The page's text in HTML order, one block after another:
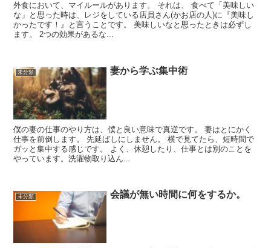
外食において、マイルールがあります。 それは、 食べて「美味しい
な」と思った時は、レジをしている店員さん(かお店の人)に『美味し
かったです！』と言うことです。 美味しいなと思ったときは必ずし
ます。 2つの効果があるな...
未分類 妻から学ぶ集中術
僕の妻の仕事のやり方は、僕と良い意味で真逆です。 妻はとにかく
仕事を前倒します。 先延ばしにしません。 横で見てたら、短時間で
ガッと集中する感じです。 よく、休憩したり、仕事とは別のことを
やっています。洗濯物取り込ん...
未分類 会議が無い時間に何をするか。